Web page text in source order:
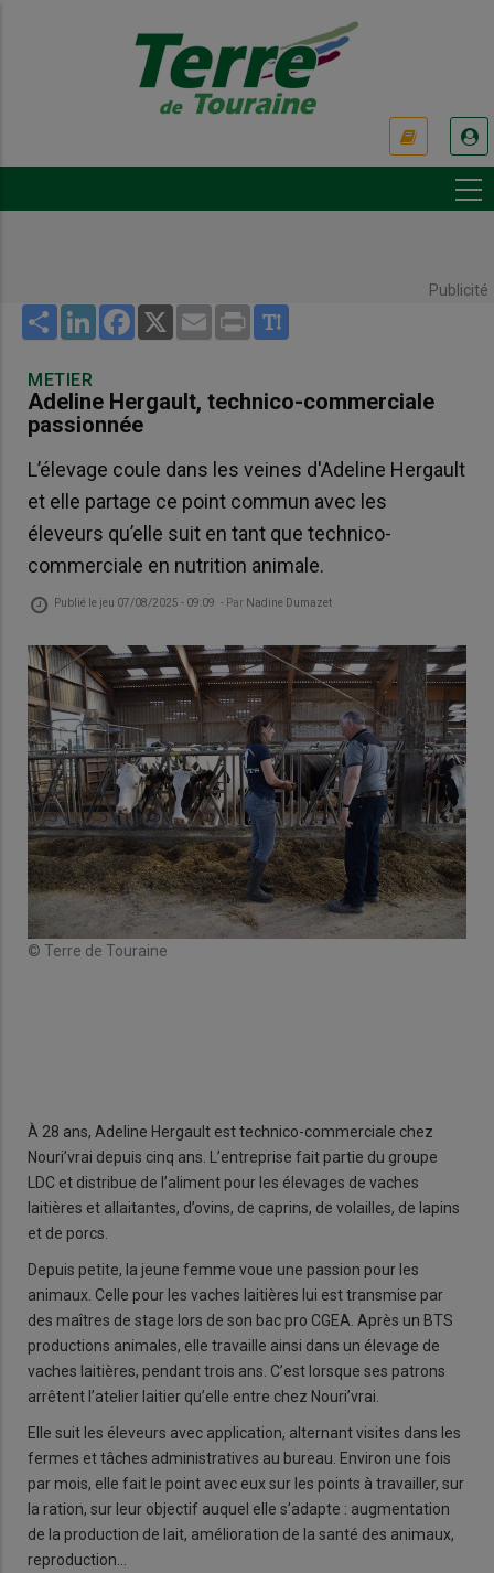
Publicité
Share LinkedInFacebook
X Email Print
METIER
Adeline Hergault, technico-commerciale
passionnée
L’élevage coule dans les veines d'Adeline Hergault
et elle partage ce point commun avec les
éleveurs qu’elle suit en tant que technico-
commerciale en nutrition animale.
Publié le jeu 07/08/2025 - 09:09 - Par Nadine Dumazet
© Terre de Touraine
À 28 ans, Adeline Hergault est technico-commerciale chez
Nouri’vrai depuis cinq ans. L’entreprise fait partie du groupe
LDC et distribue de l’aliment pour les élevages de vaches
laitières et allaitantes, d’ovins, de caprins, de volailles, de lapins
et de porcs.
Depuis petite, la jeune femme voue une passion pour les
animaux. Celle pour les vaches laitières lui est transmise par
des maîtres de stage lors de son bac pro CGEA. Après un BTS
productions animales, elle travaille ainsi dans un élevage de
vaches laitières, pendant trois ans. C’est lorsque ses patrons
arrêtent l’atelier laitier qu’elle entre chez Nouri’vrai.
Elle suit les éleveurs avec application, alternant visites dans les
fermes et tâches administratives au bureau. Environ une fois
par mois, elle fait le point avec eux sur les points à travailler, sur
la ration, sur leur objectif auquel elle s’adapte : augmentation
de la production de lait, amélioration de la santé des animaux,
reproduction…